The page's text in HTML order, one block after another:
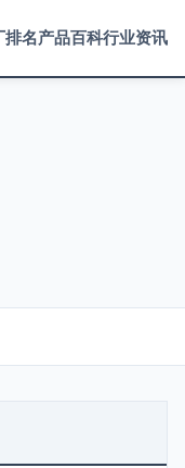
排名产品百科行业资讯